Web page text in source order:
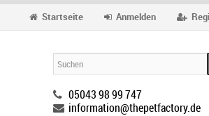
Anmelden
Startseite
05043 98 99 747
information@thepetfactory.de